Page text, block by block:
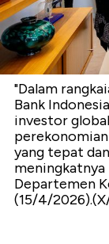
"Dalam
Bank
investor
yang tepat
Departemen
(15/4/